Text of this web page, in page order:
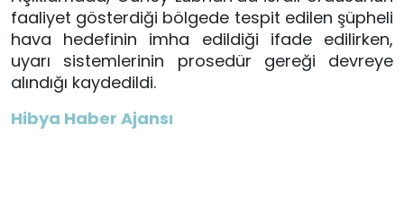
faaliyet gösterdiği bölgede tespit edilen şüpheli
hava hedefinin imha edildiği ifade edilirken,
uyarı sistemlerinin prosedür gereği devreye
alındığı kaydedildi.
Hibya Haber Ajansı